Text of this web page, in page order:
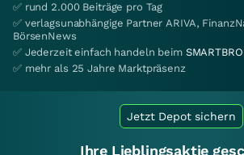
✅ rund 2.000 Beiträge pro Tag
✅ verlagsunabhängige Partner ARIVA,
BörsenNews
✅ Jederzeit einfach handeln beim
✅ mehr als 25 Jahre Marktpräsenz
Jetzt Depot sichern
Ihre Lieblingsaktie